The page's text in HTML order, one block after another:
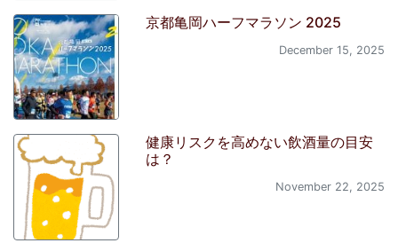
京都亀岡ハーフマラソン 2025
December 15, 2025
健康リスクを高めない飲酒量の目安
は？
November 22, 2025